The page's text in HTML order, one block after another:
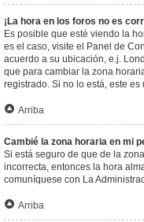
¡La hora en los foros no es
Es posible que esté viendo la
es el caso, visite el Panel de
acuerdo a su ubicación, e.j.
que para cambiar la zona
registrado. Si no lo está, este
Arriba
Cambié la zona horaria en mi
Si está seguro de que de la
incorrecta, entonces la hora
comuníquese con La
Arriba